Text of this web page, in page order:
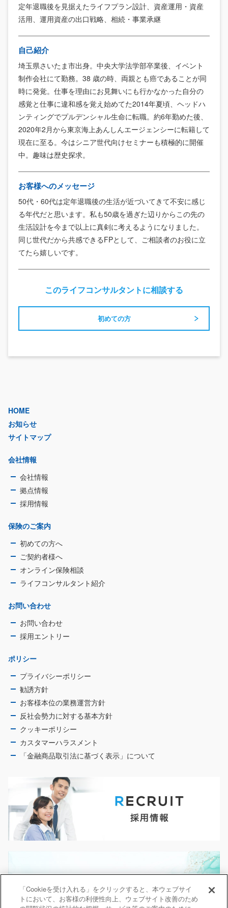
定年退職後を見据えたライフプラン設計、資産運用・資産
活用、運用資産の出口戦略、相続・事業承継
自己紹介
埼玉県さいたま市出身。中央大学法学部卒業後、イベント
制作会社にて勤務。38 歳の時、両親とも癌であることが同
時に発覚。仕事を理由にお見舞いにも行かなかった自分の
感覚と仕事に違和感を覚え始めてた2014年夏頃、ヘッドハ
ンティングでプルデンシャル生命に転職。約6年勤めた後、
2020年2月から東京海上あんしんエージェンシーに転籍して
現在に至る。今はシニア世代向けセミナーも積極的に開催
中。趣味は歴史探求。
お客様へのメッセージ
50代・60代は定年退職後の生活が近づいてきて不安に感じ
る年代だと思います。私も50歳を過ぎた辺りからこの先の
生活設計を今まで以上に真剣に考えるようになりました。
同じ世代だから共感できるFPとして、ご相談者のお役に立
てたら嬉しいです。
このライフコンサルタントに相談する
初めての方
HOME
お知らせ
サイトマップ
会社情報
会社情報
拠点情報
採用情報
保険のご案内
初めての方へ
ご契約者様へ
オンライン保険相談
ライフコンサルタント紹介
お問い合わせ
お問い合わせ
採用エントリー
ポリシー
プライバシーポリシー
勧誘方針
お客様本位の業務運営方針
反社会勢力に対する基本方針
クッキーポリシー
カスタマーハラスメント
「金融商品取引法に基づく表示」について
「Cookieを受け入れる」をクリックすると、本ウェブサイ
トにおいて、お客様の利便性向上、ウェブサイト改善のため